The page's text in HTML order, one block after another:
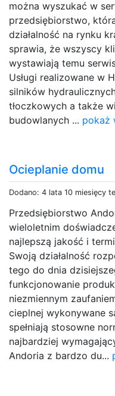
można wyszukać w
przedsiębiorstwo,
działalność na rynku
sprawia, że wszyscy
wystawiają temu
Usługi realizowane w
silników
tłoczkowych a także
budowlanych ... pokaż
Ocieplanie domu
Dodano: 4 lata 10 miesięcy
Przedsiębiorstwo
wieloletnim
najlepszą jakość i
Swoją działalność
tego do dnia
funkcjonowanie
niezmiennym
cieplnej wykonywane
spełniają stosowne
najbardziej
Andoria z bardzo du...